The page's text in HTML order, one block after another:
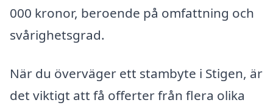
000 kronor, beroende på omfattning och
svårighetsgrad.
När du överväger ett stambyte i Stigen, är
det viktigt att få offerter från flera olika